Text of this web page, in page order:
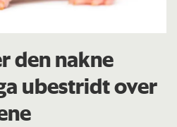
den nakne
ubestridt over